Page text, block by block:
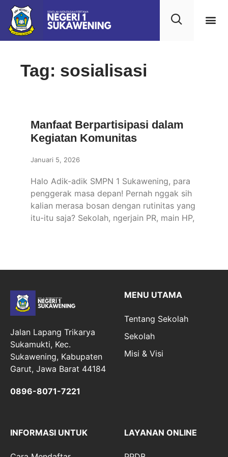
Tag: sosialisasi
Manfaat Berpartisipasi dalam
Kegiatan Komunitas
Januari 5, 2026
Halo Adik-adik SMPN 1 Sukawening, para
penggerak masa depan! Pernah nggak sih
kalian merasa bosan dengan rutinitas yang
itu-itu saja? Sekolah, ngerjain PR, main HP,
Jalan Lapang Trikarya
Sukamukti, Kec.
Sukawening, Kabupaten
Garut, Jawa Barat 44184
0896-8071-7221
MENU UTAMA
Tentang Sekolah
Sekolah
Misi & Visi
INFORMASI UNTUK LAYANAN ONLINE